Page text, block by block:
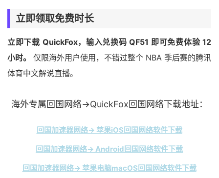
立即领取免费时长
立即下载 QuickFox，输入兑换码 QF51 即可免费体验 12
小时。
仅限海外用户使用，不错过整个 NBA 季后赛的腾讯
体育中文解说直播。
海外专属回国网络→QuickFox回国网络下载地址：
回国加速器网络→ 苹果iOS回国网络软件下载
回国加速器网络→ Android回国网络软件下载
回国加速器网络→ 苹果电脑macOS回国网络软件下载